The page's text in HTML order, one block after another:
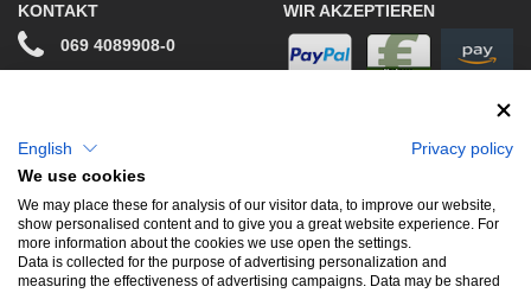
KONTAKT
069 4089908-0
Facebook
Instagram
WIR AKZEPTIEREN
English
Privacy policy
We use cookies
We may place these for analysis of our visitor data, to improve our website,
show personalised content and to give you a great website experience. For
more information about the cookies we use open the settings.
Data is collected for the purpose of advertising personalization and
measuring the effectiveness of advertising campaigns. Data may be shared